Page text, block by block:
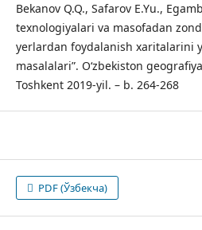
Bekanov Q.Q., Safarov E.Yu.,
texnologiyalari va masofadan
yerlardan foydalanish xaritalarini
masalalari”. Oʻzbekiston
Toshkent 2019-yil. – b. 264-268
PDF (Ўзбекча)